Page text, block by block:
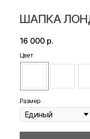
ШАПКА
16 000 р.
Цвет
Размер